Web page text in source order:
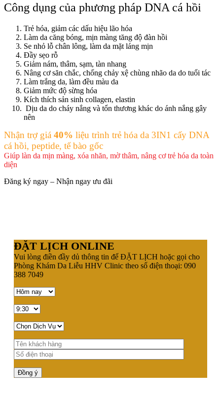
Công dụng của phương pháp DNA cá hồi
Trẻ hóa, giảm các dấu hiệu lão hóa
Làm da căng bóng, mịn màng tăng độ đàn hồi
Se nhỏ lỗ chân lông, làm da mặt láng mịn
Đầy sẹo rỗ
Giảm nám, thâm, sạm, tàn nhang
Nâng cơ săn chắc, chống chảy xệ chùng nhão da do tuổi tác
Làm trắng da, làm đều màu da
Giảm mức độ sừng hóa
Kích thích sản sinh collagen, elastin
Dịu da do cháy nắng và tổn thương khác do ánh nắng gây
nên
Nhận trợ giá 40% liệu trình trẻ hóa da 3IN1 cấy DNA
cá hồi, peptide, tế bào gốc
Giúp làn da mịn màng, xóa nhăn, mờ thâm, nâng cơ trẻ hóa da toàn
diện
Đăng ký ngay – Nhận ngay ưu đãi
ĐẶT LỊCH ONLINE
Vui lòng điền đầy dủ thông tin để ĐẶT LỊCH hoặc gọi cho
Phòng Khám Da Liễu HHV Clinic theo số điện thoại: 090
388 7049